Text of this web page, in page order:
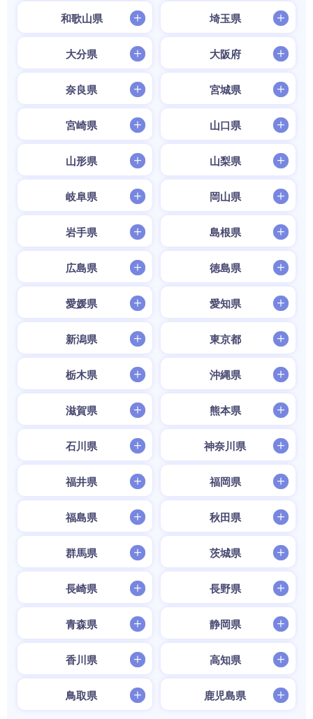
和歌山県 埼玉県
大分県 大阪府
奈良県 宮城県
宮崎県 山口県
山形県 山梨県
岐阜県 岡山県
岩手県 島根県
広島県 徳島県
愛媛県 愛知県
新潟県 東京都
栃木県 沖縄県
滋賀県 熊本県
石川県 神奈川県
福井県 福岡県
福島県 秋田県
群馬県 茨城県
長崎県 長野県
青森県 静岡県
香川県 高知県
鳥取県 鹿児島県